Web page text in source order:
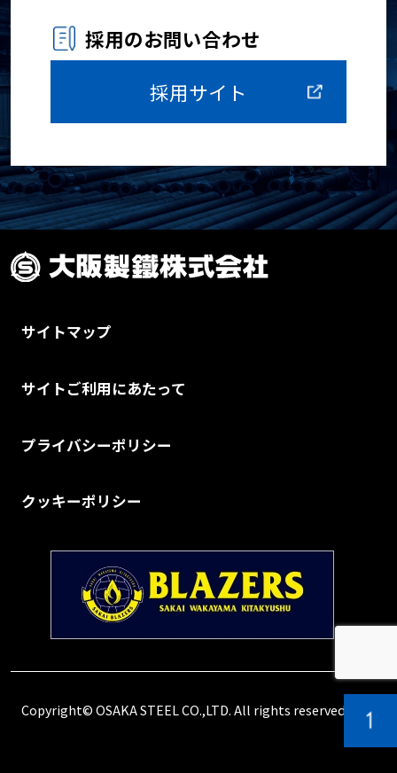
採用のお問い合わせ
採用サイト
サイトマップ
サイトご利用にあたって
プライバシーポリシー
クッキーポリシー
Copyright© OSAKA STEEL CO.,LTD. All rights reserved